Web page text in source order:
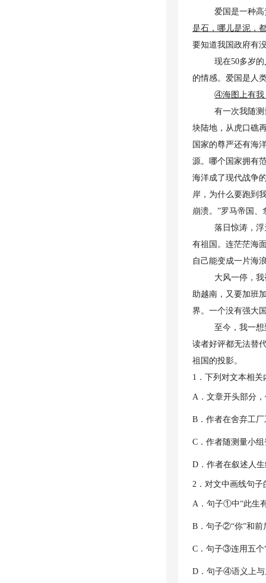
爱国是一种
是石，哪儿是泥，
要知道我国政府有
现在50多岁
的情感。爱国是人
④海图上有我
有一次我随
块陆地，从虎口礁
国家的尊严还有海
源。哪个国家拥有
海洋成了现代战争
岸，为什么要跑到
崩溃。”罗马帝国
落日惊涛，
有祖国。连茫茫海
自己能变成一片海
大风一停，
助越南，又要加班
界。一个没有强大
至今，我一
读者好评都无法替
祖国的投影。
1．下列对文本相
A．文章开头部分
B．作者在舍弃工
C．作者随测量小
D．作者在叙述人
2．对文中画线句
A．句子①中“此生
B．句子②“你”和前
C．句子③连用五个
D．句子④语义上与